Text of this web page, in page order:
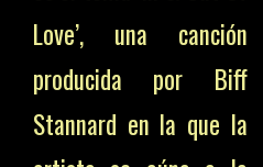
Love’, una canción
producida por Biff
Stannard en la que la